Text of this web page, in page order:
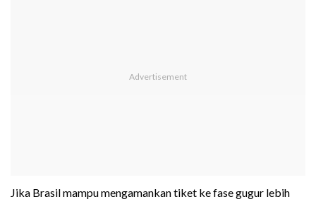
Jika Brasil mampu mengamankan tiket ke fase gugur lebih